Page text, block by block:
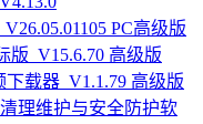
PC高级版
版_V15.6.70 高级版
下载器_V1.1.79 高级版
清理维护与安全防护软